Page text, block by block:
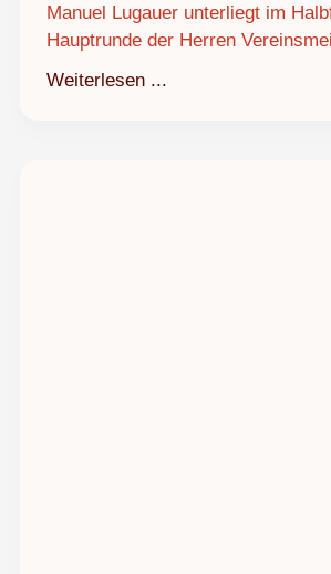
Manuel Lugauer unterliegt im
Hauptrunde der Herren
Weiterlesen ...